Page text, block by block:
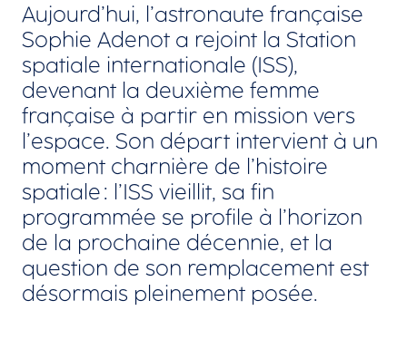
Aujourd’hui, l’astronaute française
Sophie Adenot a rejoint la Station
spatiale internationale (ISS),
devenant la deuxième femme
française à partir en mission vers
l’espace. Son départ intervient à un
moment charnière de l’histoire
spatiale : l’ISS vieillit, sa fin
programmée se profile à l’horizon
de la prochaine décennie, et la
question de son remplacement est
désormais pleinement posée.